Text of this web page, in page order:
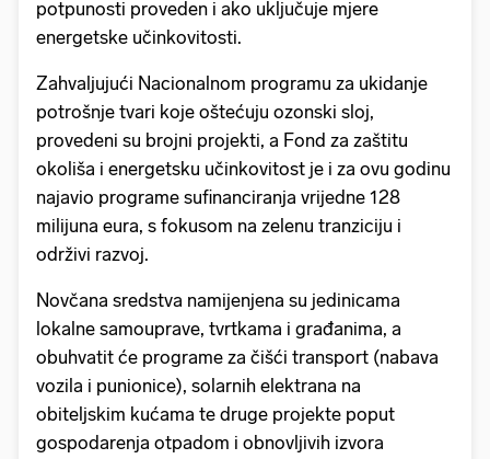
potpunosti proveden i ako uključuje mjere
energetske učinkovitosti.
Zahvaljujući Nacionalnom programu za ukidanje
potrošnje tvari koje oštećuju ozonski sloj,
provedeni su brojni projekti, a Fond za zaštitu
okoliša i energetsku učinkovitost je i za ovu godinu
najavio programe sufinanciranja vrijedne 128
milijuna eura, s fokusom na zelenu tranziciju i
održivi razvoj.
Novčana sredstva namijenjena su jedinicama
lokalne samouprave, tvrtkama i građanima, a
obuhvatit će programe za čišći transport (nabava
vozila i punionice), solarnih elektrana na
obiteljskim kućama te druge projekte poput
gospodarenja otpadom i obnovljivih izvora